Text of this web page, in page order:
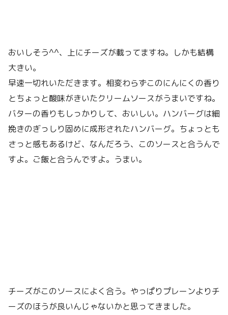
おいしそう^^、上にチーズが載ってますね。しかも結構
大きい。
早速一切れいただきます。相変わらずこのにんにくの香り
とちょっと酸味がきいたクリームソースがうまいですね。
バターの香りもしっかりして、おいしい。ハンバーグは細
挽きのぎっしり固めに成形されたハンバーグ。ちょっとも
さっと感もあるけど、なんだろう、このソースと合うんで
すよ。ご飯と合うんですよ。うまい。
チーズがこのソースによく合う。やっぱりプレーンよりチ
ーズのほうが良いんじゃないかと思ってきました。